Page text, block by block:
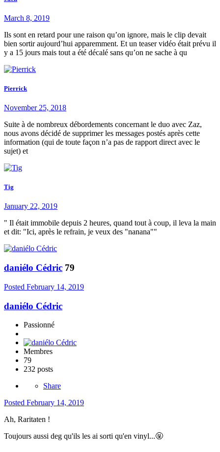
March 8, 2019
Ils sont en retard pour une raison qu’on ignore, mais le clip devait
bien sortir aujourd’hui apparemment. Et un teaser vidéo était prévu il
y a 15 jours mais tout a été décalé sans qu’on ne sache à qu
Pierrick
November 25, 2018
Suite à de nombreux débordements concernant le duo avec Zaz,
nous avons décidé de supprimer les messages postés après cette
information (qui de toute façon n’a pas de rapport direct avec le
sujet) et
Tig
January 22, 2019
" Il était immobile depuis 2 heures, quand tout à coup, il leva la main
et dit: "Ici, après le refrain, je veux des "nanana""
daniélo Cédric 79
Posted February 14, 2019
daniélo Cédric
Passionné
Membres
79
232 posts
Share
Posted February 14, 2019
Ah, Raritaten !
Toujours aussi deg qu'ils les ai sorti qu'en vinyl...🤬